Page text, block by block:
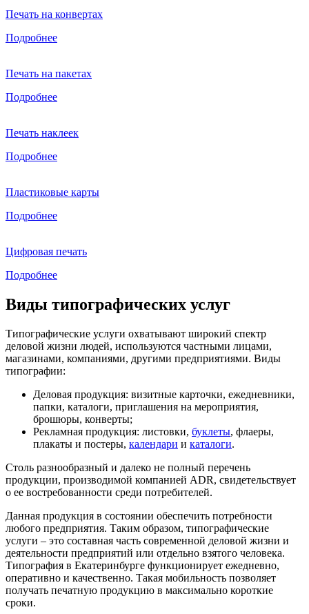
Печать на конвертах
Подробнее
Печать на пакетах
Подробнее
Печать наклеек
Подробнее
Пластиковые карты
Подробнее
Цифровая печать
Подробнее
Виды типографических услуг
Типографические услуги охватывают широкий спектр
деловой жизни людей, используются частными лицами,
магазинами, компаниями, другими предприятиями. Виды
типографии:
Деловая продукция: визитные карточки, ежедневники,
папки, каталоги, приглашения на мероприятия,
брошюры, конверты;
Рекламная продукция: листовки, буклеты, флаеры,
плакаты и постеры, календари и каталоги.
Столь разнообразный и далеко не полный перечень
продукции, производимой компанией ADR, свидетельствует
о ее востребованности среди потребителей.
Данная продукция в состоянии обеспечить потребности
любого предприятия. Таким образом, типографические
услуги – это составная часть современной деловой жизни и
деятельности предприятий или отдельно взятого человека.
Типография в Екатеринбурге функционирует ежедневно,
оперативно и качественно. Такая мобильность позволяет
получать печатную продукцию в максимально короткие
сроки.